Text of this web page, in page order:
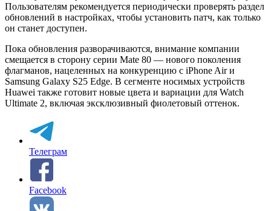
Пользователям рекомендуется периодически проверять раздел
обновлений в настройках, чтобы установить патч, как только
он станет доступен.
Пока обновления разворачиваются, внимание компании
смещается в сторону серии Mate 80 — нового поколения
флагманов, нацеленных на конкуренцию с iPhone Air и
Samsung Galaxy S25 Edge. В сегменте носимых устройств
Huawei также готовит новые цвета и вариации для Watch
Ultimate 2, включая эксклюзивный фиолетовый оттенок.
Телеграм
Facebook